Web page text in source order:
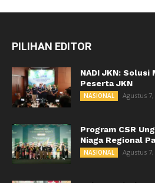
PILIHAN EDITOR
NADI JKN:
Peserta JKN
NASIONAL Agustus 7,
Program CSR
Niaga Regional
NASIONAL Agustus 7,